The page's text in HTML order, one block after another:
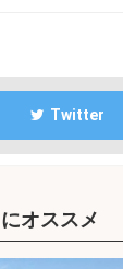
Twitter
オススメ